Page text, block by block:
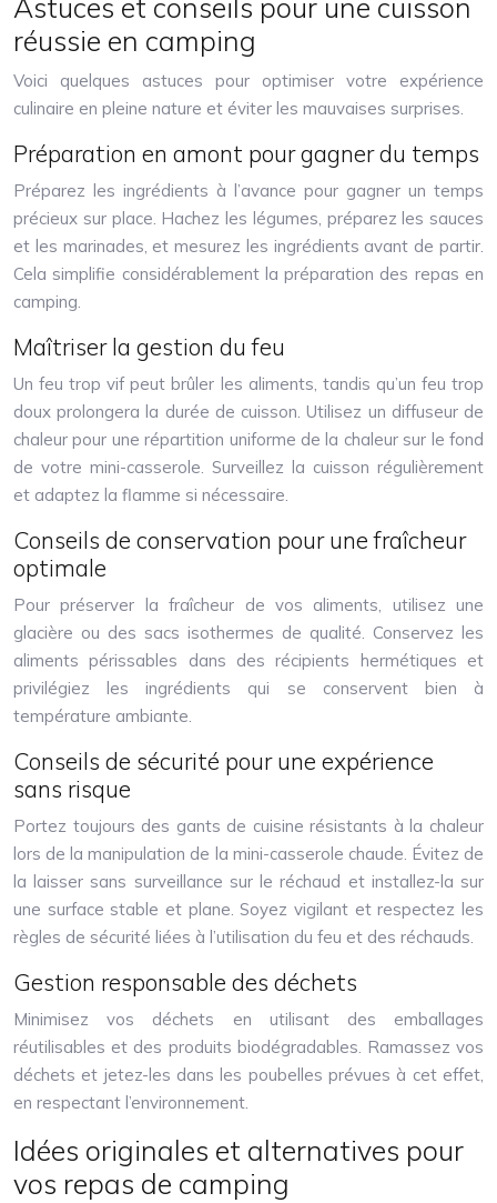
Astuces et conseils pour une cuisson
réussie en camping
Voici quelques astuces pour optimiser votre expérience
culinaire en pleine nature et éviter les mauvaises surprises.
Préparation en amont pour gagner du temps
Préparez les ingrédients à l’avance pour gagner un temps
précieux sur place. Hachez les légumes, préparez les sauces
et les marinades, et mesurez les ingrédients avant de partir.
Cela simplifie considérablement la préparation des repas en
camping.
Maîtriser la gestion du feu
Un feu trop vif peut brûler les aliments, tandis qu’un feu trop
doux prolongera la durée de cuisson. Utilisez un diffuseur de
chaleur pour une répartition uniforme de la chaleur sur le fond
de votre mini-casserole. Surveillez la cuisson régulièrement
et adaptez la flamme si nécessaire.
Conseils de conservation pour une fraîcheur
optimale
Pour préserver la fraîcheur de vos aliments, utilisez une
glacière ou des sacs isothermes de qualité. Conservez les
aliments périssables dans des récipients hermétiques et
privilégiez les ingrédients qui se conservent bien à
température ambiante.
Conseils de sécurité pour une expérience
sans risque
Portez toujours des gants de cuisine résistants à la chaleur
lors de la manipulation de la mini-casserole chaude. Évitez de
la laisser sans surveillance sur le réchaud et installez-la sur
une surface stable et plane. Soyez vigilant et respectez les
règles de sécurité liées à l’utilisation du feu et des réchauds.
Gestion responsable des déchets
Minimisez vos déchets en utilisant des emballages
réutilisables et des produits biodégradables. Ramassez vos
déchets et jetez-les dans les poubelles prévues à cet effet,
en respectant l’environnement.
Idées originales et alternatives pour
vos repas de camping